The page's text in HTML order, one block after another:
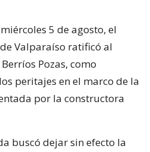
5 de agosto, el
Valparaíso ratificó al
Pozas, como
peritajes en el marco de la
por la constructora
buscó dejar sin efecto la